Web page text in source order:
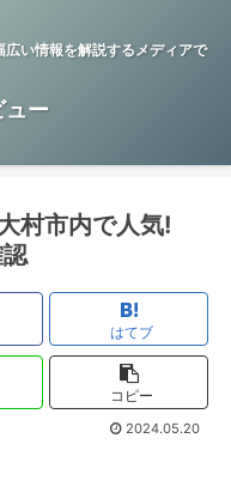
い情報を解説するメディアで
ュー
村市内で人気!
はてブ
コピー
2024.05.20